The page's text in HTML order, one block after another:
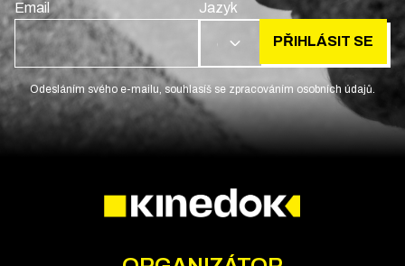
Email Jazyk
CS PŘIHLÁSIT SE
Odesláním svého e-mailu, souhlasíš se zpracováním osobních údajů.